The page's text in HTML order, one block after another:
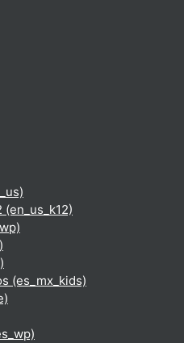
‎(es_mx_kids)‎